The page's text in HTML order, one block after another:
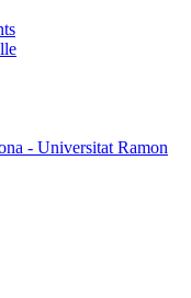
- Universitat Ramon